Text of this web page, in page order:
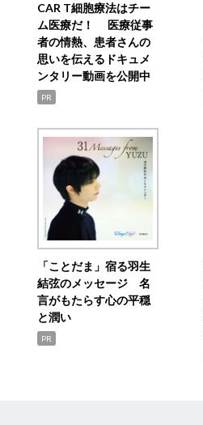
CAR T細胞療法はチー
ム医療だ！ 医療従事
者の情熱、患者さんの
思いを伝えるドキュメ
ンタリー動画を公開中
PR
「ことだま」宿る羽生
結弦のメッセージ 名
言がもたらす心の平穏
と潤い
PR